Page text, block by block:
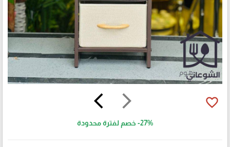
arrow_forward_ios
arrow_back_ios favorite_border
-27% خصم لفترة محدودة